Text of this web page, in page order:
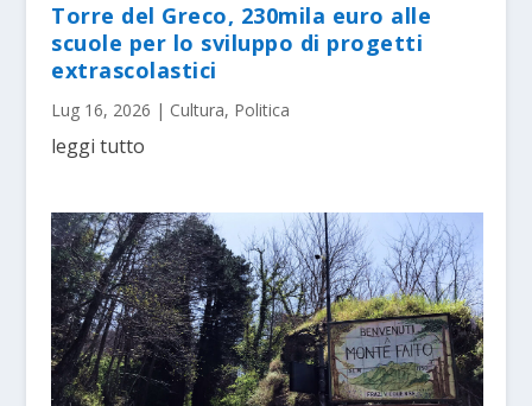
Torre del Greco, 230mila euro alle
scuole per lo sviluppo di progetti
extrascolastici
Lug 16, 2026 | Cultura, Politica
leggi tutto